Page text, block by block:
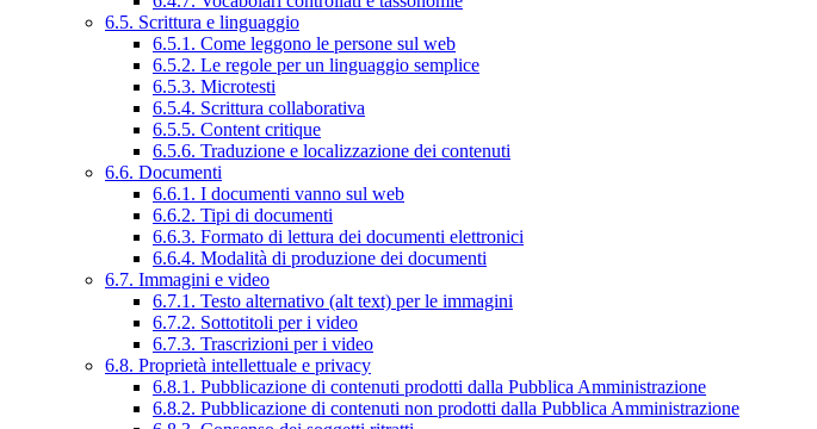
6.5. Scrittura e linguaggio
6.5.1. Come leggono le persone sul web
6.5.2. Le regole per un linguaggio semplice
6.5.3. Microtesti
6.5.4. Scrittura collaborativa
6.5.5. Content critique
6.5.6. Traduzione e localizzazione dei contenuti
6.6. Documenti
6.6.1. I documenti vanno sul web
6.6.2. Tipi di documenti
6.6.3. Formato di lettura dei documenti elettronici
6.6.4. Modalità di produzione dei documenti
6.7. Immagini e video
6.7.1. Testo alternativo (alt text) per le immagini
6.7.2. Sottotitoli per i video
6.7.3. Trascrizioni per i video
6.8. Proprietà intellettuale e privacy
6.8.1. Pubblicazione di contenuti prodotti dalla Pubblica Amministrazione
6.8.2. Pubblicazione di contenuti non prodotti dalla Pubblica Amministrazione